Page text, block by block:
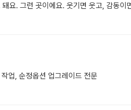
요. 그런 곳이에요. 웃기면 웃고, 감동이
업, 순정옵션 업그레이드 전문